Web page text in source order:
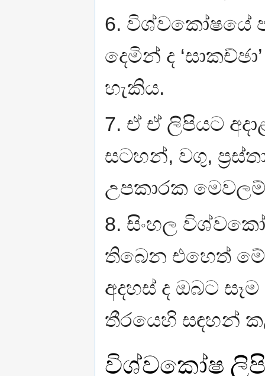
6. විශ්වකෝෂයේ
දෙමින් ද
හැකිය.
7. ඒ ඒ ලිපියට
සටහන්, වගු,
උපකාරක
8. සිංහල
තිබෙන එහෙත් මේ
අදහස් ද ඔබට
තීරයෙහි සඳහන්
විශ්වකෝෂ